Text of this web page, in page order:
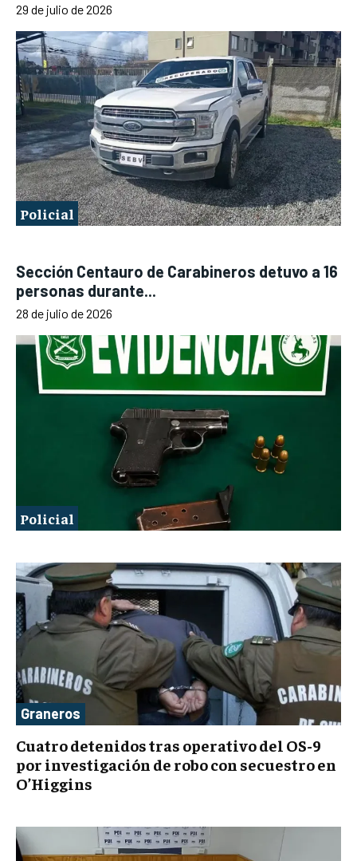
29 de julio de 2026
Policial
Sección Centauro de Carabineros detuvo a 16
personas durante...
28 de julio de 2026
Policial
Graneros
Cuatro detenidos tras operativo del OS-9
por investigación de robo con secuestro en
O’Higgins